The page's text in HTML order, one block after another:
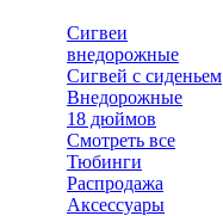
Сигвеи
внедорожные
Сигвей с сиденьем
Внедорожные
18 дюймов
Смотреть все
Тюбинги
Распродажа
Аксессуары